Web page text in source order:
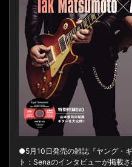
●5月10日発売の雑誌『ヤング・
ト：Senaのインタビューが掲載さ